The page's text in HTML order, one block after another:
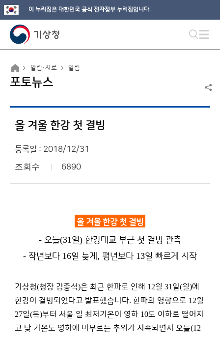
이 누리집은 대한민국 공식 전자정부 누리집입니다.
알림·자료 알림
포토뉴스
올 겨울 한강 첫 결빙
등록일 : 2018/12/31
조회수 6890
올 겨울 한강 첫 결빙
- 오늘(31일) 한강대교 부근 첫 결빙 관측
- 작년보다 16일 늦게 , 평년보다 13일 빠르게 시작
기상청(청장 김종석)은 최근 한파로 인해 12월 31 일(월)에
한강이 결빙되었다고 발표했습니다. 한파의 영향으로 12월
27일(목)부터 서울 일 최저기온이 영하 10도 이하로 떨어지
고 낮 기온도 영하에 머무르는 추위가 지속되면서 오늘(12